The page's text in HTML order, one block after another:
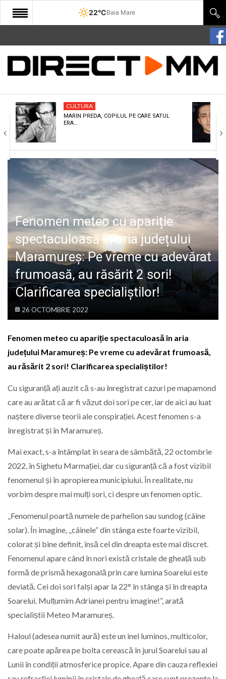
22°CBaia Mare
START
COMUNITATE
CULTURA
ECONOMIE
SANATATE
SPORT
SPECIAL
LIFE
CULTURA
MARIN PREDA, COPILUL PE CARE SATUL
ERA…
Fenomen meteo cu apariție
spectaculoasă în aria județului
Maramureș: Pe vreme cu adevărat
frumoasă, au răsărit 2 sori!
Clarificarea specialiștilor!
26 OCTOMBRIE 2022
Fenomen meteo cu apariție spectaculoasă în aria
județului Maramureș: Pe vreme cu adevărat frumoasă,
au răsărit 2 sori! Clarificarea specialiștilor!
Cu siguranță ați auzit că s-au înregistrat cazuri pe mapamond
care au arătat că ar fi văzut doi sori pe cer, iar de aici au luat
naștere diverse teorii ale conspirației. Acest fenomen s-a
înregistrat și în Maramureș.
Mai exact, s-a întâmplat în seara de sâmbătă, 22 octombrie
2022, în Sighetu Marmației, dar cu siguranță că a fost vizibil
fenomenul și în apropierea municipiului. În realitate, nu
vorbim despre mai mulți sori, ci despre un fenomen optic.
„Fenomenul poartă numele de parhelion sau sundog (câine
solar). În imagine, „câinele” din stânga este foarte vizibil,
colorat și bine definit, însă cel din dreapta este mai discret.
Fenomenul apare când în nori există cristale de gheață sub
formă de prismă hexagonală prin care lumina Soarelui este
deviată. Cei doi sori falși apar la 22° în stânga și în dreapta
Soarelui. Mulțumim Adrianei pentru imagine!”, arată
specialiștii Meteo Maramureș.
Haloul (adesea numit aură) este un inel luminos, multicolor,
care poate apărea pe bolta cerească în jurul Soarelui sau al
Lunii în condiții atmosferice propice. Apare din cauza reflexiei